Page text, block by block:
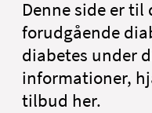
Denne side er til
forudgående
diabetes under
informationer,
tilbud her.